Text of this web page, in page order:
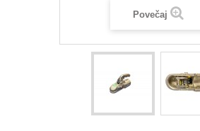
Povečaj